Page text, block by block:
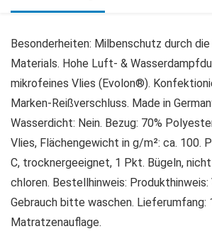
Besonderheiten: Milbenschutz durch
Materials. Hohe Luft- &
mikrofeines Vlies (Evolon®).
Marken-Reißverschluss. Made in
Wasserdicht: Nein. Bezug: 70%
Vlies, Flächengewicht in g/m²: ca. 100.
C, trocknergeeignet, 1 Pkt. Bügeln,
chloren. Bestellhinweis:
Gebrauch bitte waschen. Lieferumfang:
Matratzenauflage.